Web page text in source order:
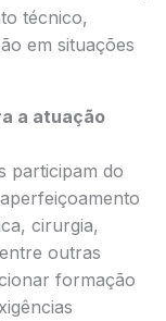
técnico,
em situações
a atuação
participam do
cirurgia,
outras
formação